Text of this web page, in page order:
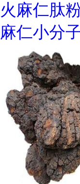
火麻仁肽
麻仁小分